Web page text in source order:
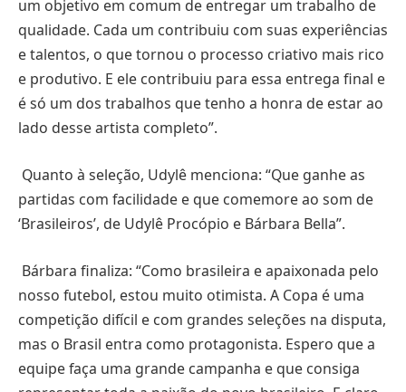
um objetivo em comum de entregar um trabalho de
qualidade. Cada um contribuiu com suas experiências
e talentos, o que tornou o processo criativo mais rico
e produtivo. E ele contribuiu para essa entrega final e
é só um dos trabalhos que tenho a honra de estar ao
lado desse artista completo”.
Quanto à seleção, Udylê menciona: “Que ganhe as
partidas com facilidade e que comemore ao som de
‘Brasileiros’, de Udylê Procópio e Bárbara Bella”.
Bárbara finaliza: “Como brasileira e apaixonada pelo
nosso futebol, estou muito otimista. A Copa é uma
competição difícil e com grandes seleções na disputa,
mas o Brasil entra como protagonista. Espero que a
equipe faça uma grande campanha e que consiga